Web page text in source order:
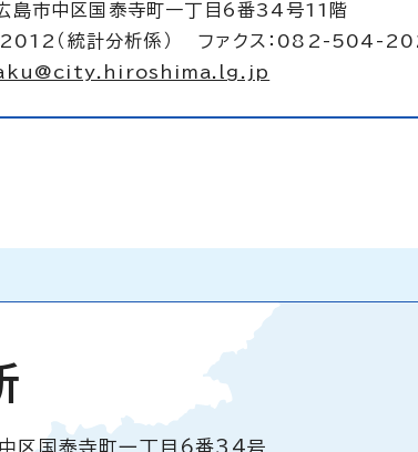
市中区国泰寺町一丁目6番34号11階
（統計分析係） ファクス：082-504-
区国泰寺町一丁目6番34号